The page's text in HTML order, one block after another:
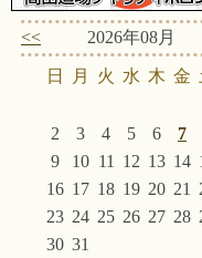
<< 2026年08月
日 月 火 水 木 金
2
3 4 5 6 7
9
10 11 12 13 14
16 17 18 19 20 21
23 24 25 26 27 28
30 31